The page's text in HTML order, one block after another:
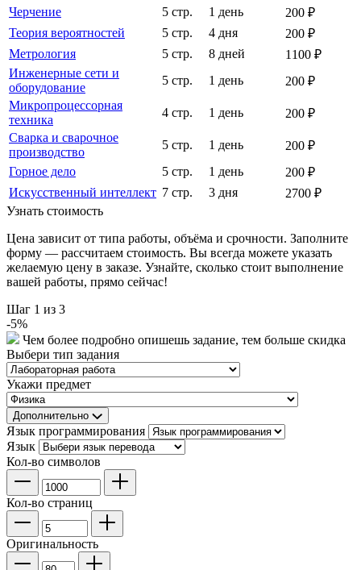
Черчение
5 стр. 1 день
200 ₽
Теория вероятностей
5 стр. 4 дня
200 ₽
Метрология
5 стр. 8 дней
1100 ₽
Инженерные сети и
оборудование
5 стр. 1 день
200 ₽
Микропроцессорная
техника
4 стр. 1 день
200 ₽
Сварка и сварочное
производство
5 стр. 1 день
200 ₽
Горное дело
5 стр. 1 день
200 ₽
Искусственный интеллект 7 стр. 3 дня
2700 ₽
Узнать стоимость
Цена зависит от типа работы, объёма и срочности. Заполните
форму — рассчитаем стоимость. Вы всегда можете указать
желаемую цену в заказе. Узнайте, сколько стоит выполнение
вашей работы, прямо сейчас!
Шаг 1 из 3
-5%
Чем более подробно опишешь задание, тем больше скидка
Выбери тип задания
Укажи предмет
Дополнительно
Язык программирования
Язык
Кол-во символов
Кол-во страниц
Оригинальность